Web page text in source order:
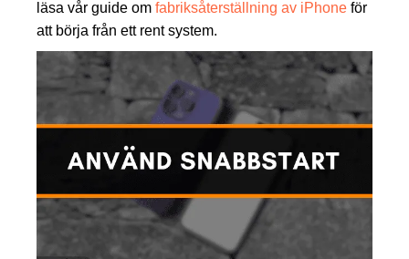
läsa vår guide om fabriksåterställning av iPhone för
att börja från ett rent system.